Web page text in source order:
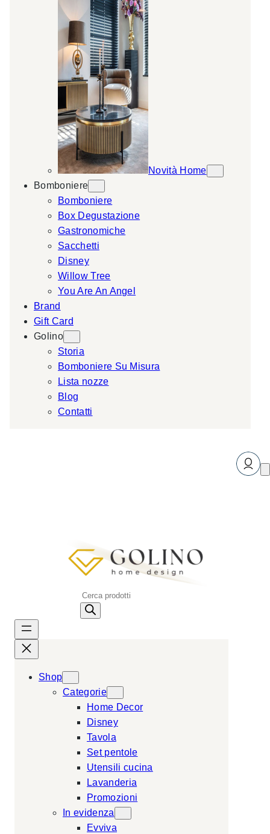
Novità Home
Bomboniere
Bomboniere
Box Degustazione
Gastronomiche
Sacchetti
Disney
Willow Tree
You Are An Angel
Brand
Gift Card
Golino
Storia
Bomboniere Su Misura
Lista nozze
Blog
Contatti
P
s
Shop
Categorie
Home Decor
Disney
Tavola
Set pentole
Utensili cucina
Lavanderia
Promozioni
In evidenza
Evviva